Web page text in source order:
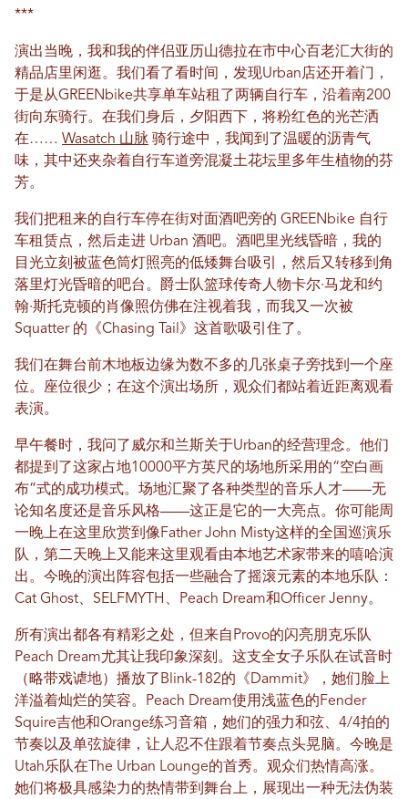
***
演出当晚，我和我的伴侣亚历山德拉在市中心百老汇大街的
精品店里闲逛。我们看了看时间，发现Urban店还开着门，
于是从GREENbike共享单车站租了两辆自行车，沿着南200
街向东骑行。在我们身后，夕阳西下，将粉红色的光芒洒
在…… Wasatch 山脉 骑行途中，我闻到了温暖的沥青气
味，其中还夹杂着自行车道旁混凝土花坛里多年生植物的芬
芳。
我们把租来的自行车停在街对面酒吧旁的 GREENbike 自行
车租赁点，然后走进 Urban 酒吧。酒吧里光线昏暗，我的
目光立刻被蓝色筒灯照亮的低矮舞台吸引，然后又转移到角
落里灯光昏暗的吧台。爵士队篮球传奇人物卡尔·马龙和约
翰·斯托克顿的肖像照仿佛在注视着我，而我又一次被
Squatter 的《Chasing Tail》这首歌吸引住了。
我们在舞台前木地板边缘为数不多的几张桌子旁找到一个座
位。座位很少；在这个演出场所，观众们都站着近距离观看
表演。
早午餐时，我问了威尔和兰斯关于Urban的经营理念。他们
都提到了这家占地10000平方英尺的场地所采用的“空白画
布”式的成功模式。场地汇聚了各种类型的音乐人才——无
论知名度还是音乐风格——这正是它的一大亮点。你可能周
一晚上在这里欣赏到像Father John Misty这样的全国巡演乐
队，第二天晚上又能来这里观看由本地艺术家带来的嘻哈演
出。今晚的演出阵容包括一些融合了摇滚元素的本地乐队：
Cat Ghost、SELFMYTH、Peach Dream和Officer Jenny。
所有演出都各有精彩之处，但来自Provo的闪亮朋克乐队
Peach Dream尤其让我印象深刻。这支全女子乐队在试音时
（略带戏谑地）播放了Blink-182的《Dammit》，她们脸上
洋溢着灿烂的笑容。Peach Dream使用浅蓝色的Fender
Squire吉他和Orange练习音箱，她们的强力和弦、4/4拍的
节奏以及单弦旋律，让人忍不住跟着节奏点头晃脑。今晚是
Utah乐队在The Urban Lounge的首秀。观众们热情高涨。
她们将极具感染力的热情带到舞台上，展现出一种无法伪装